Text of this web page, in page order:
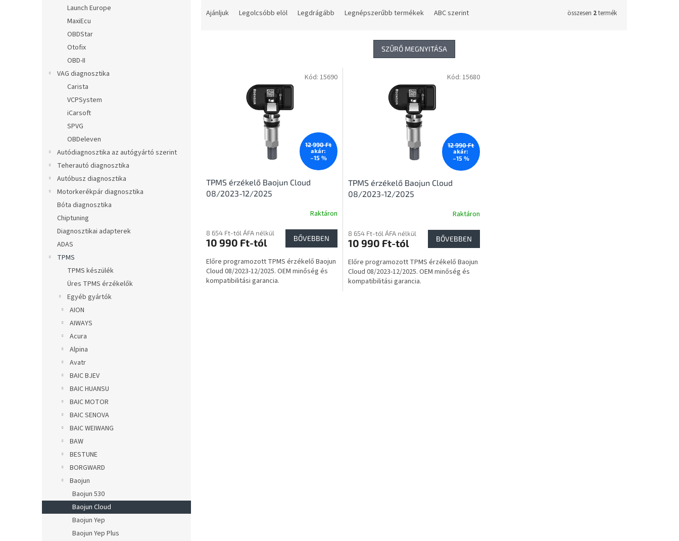
Launch Europe
MaxiEcu
OBDStar
Otofix
OBD-II
VAG diagnosztika
Carista
VCPSystem
iCarsoft
SPVG
OBDeleven
Autódiagnosztika az autógyártó szerint
Teherautó diagnosztika
Autóbusz diagnosztika
Motorkerékpár diagnosztika
Bóta diagnosztika
Chiptuning
Diagnosztikai adapterek
ADAS
TPMS
TPMS készülék
Üres TPMS érzékelők
Egyéb gyártók
AION
AIWAYS
Acura
Alpina
Avatr
BAIC BJEV
BAIC HUANSU
BAIC MOTOR
BAIC SENOVA
BAIC WEIWANG
BAW
BESTUNE
BORGWARD
Baojun
Baojun 530
Baojun Cloud
Baojun Yep
Baojun Yep Plus
Ajánljuk Legolcsóbb elöl Legdrágább Legnépszerűbb termékek ABC szerint összesen 2termék
SZŰRŐ MEGNYITÁSA
12 990 Ft
akár:
–15 %
TPMS érzékelő Baojun Cloud
08/2023-12/2025
Raktáron
8 654 Ft-tól ÁFA nélkül
10 990 Ft-tól BŐVEBBEN
Előre programozott TPMS érzékelő Baojun
Cloud 08/2023-12/2025. OEM minőség és
kompatibilitási garancia.
Kód: 15690
12 990 Ft
akár:
–15 %
TPMS érzékelő Baojun Cloud
08/2023-12/2025
Raktáron
8 654 Ft-tól ÁFA nélkül
10 990 Ft-tól BŐVEBBEN
Előre programozott TPMS érzékelő Baojun
Cloud 08/2023-12/2025. OEM minőség és
kompatibilitási garancia.
Kód: 15680